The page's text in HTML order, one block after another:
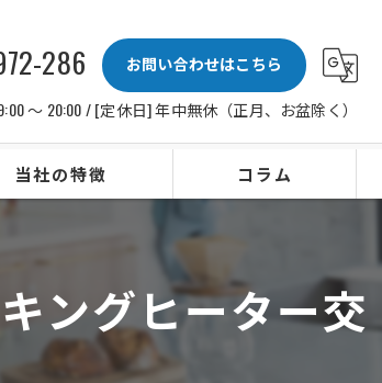
286
お問い合わせはこちら
〜 20:00 / [定休日] 年中無休（正月、お盆除く）
当社の特徴
ジフード
コラム
ングヒーター交